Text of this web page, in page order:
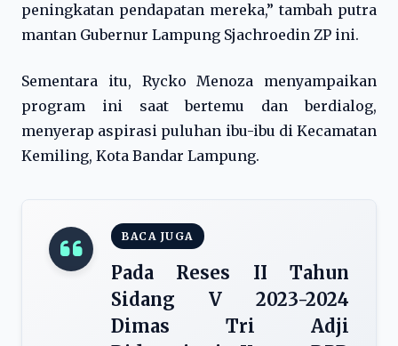
peningkatan pendapatan mereka,” tambah putra
mantan Gubernur Lampung Sjachroedin ZP ini.
Sementara itu, Rycko Menoza menyampaikan
program ini saat bertemu dan berdialog,
menyerap aspirasi puluhan ibu-ibu di Kecamatan
Kemiling, Kota Bandar Lampung.
BACA JUGA
Pada Reses II Tahun
Sidang V 2023-2024
Dimas Tri Adji